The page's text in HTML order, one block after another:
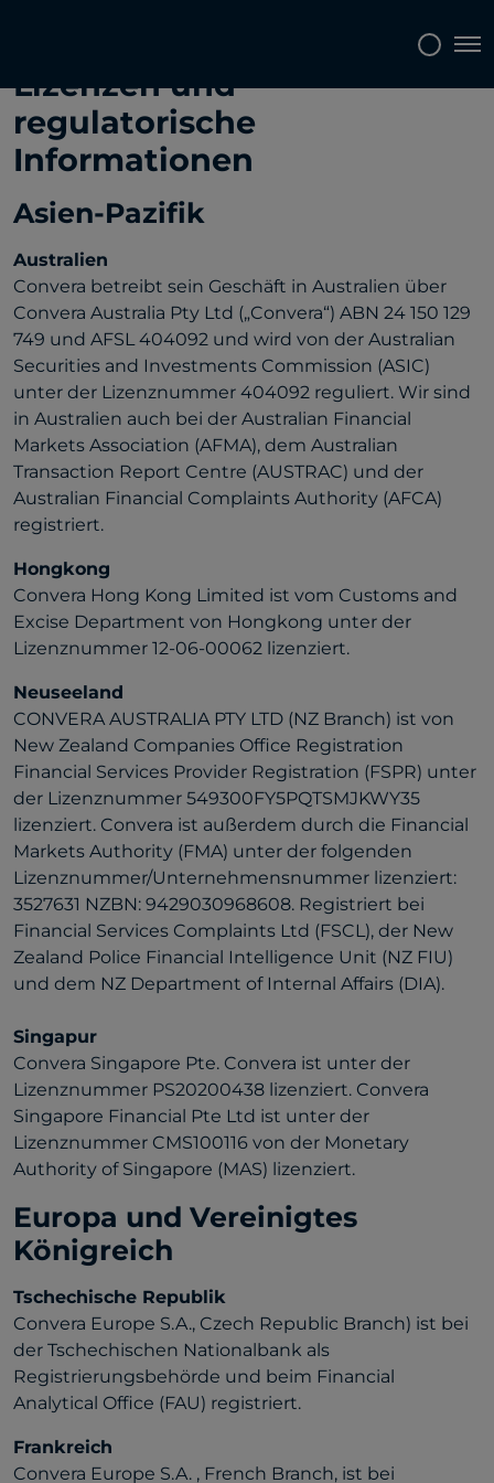
Lizenzen und
regulatorische
Informationen
Asien-Pazifik
Australien
Convera betreibt sein Geschäft in Australien über
Convera Australia Pty Ltd („Convera“) ABN 24 150 129
749 und AFSL 404092 und wird von der Australian
Securities and Investments Commission (ASIC)
unter der Lizenznummer 404092 reguliert. Wir sind
in Australien auch bei der Australian Financial
Markets Association (AFMA), dem Australian
Transaction Report Centre (AUSTRAC) und der
Australian Financial Complaints Authority (AFCA)
registriert.
Hongkong
Convera Hong Kong Limited ist vom Customs and
Excise Department von Hongkong unter der
Lizenznummer 12-06-00062 lizenziert.
Neuseeland
CONVERA AUSTRALIA PTY LTD (NZ Branch) ist von
New Zealand Companies Office Registration
Financial Services Provider Registration (FSPR) unter
der Lizenznummer 549300FY5PQTSMJKWY35
lizenziert. Convera ist außerdem durch die Financial
Markets Authority (FMA) unter der folgenden
Lizenznummer/Unternehmensnummer lizenziert:
3527631 NZBN: 9429030968608. Registriert bei
Financial Services Complaints Ltd (FSCL), der New
Zealand Police Financial Intelligence Unit (NZ FIU)
und dem NZ Department of Internal Affairs (DIA).
Singapur
Convera Singapore Pte. Convera ist unter der
Lizenznummer PS20200438 lizenziert. Convera
Singapore Financial Pte Ltd ist unter der
Lizenznummer CMS100116 von der Monetary
Authority of Singapore (MAS) lizenziert.
Europa und Vereinigtes
Königreich
Tschechische Republik
Convera Europe S.A., Czech Republic Branch) ist bei
der Tschechischen Nationalbank als
Registrierungsbehörde und beim Financial
Analytical Office (FAU) registriert.
Frankreich
Convera Europe S.A. , French Branch, ist bei